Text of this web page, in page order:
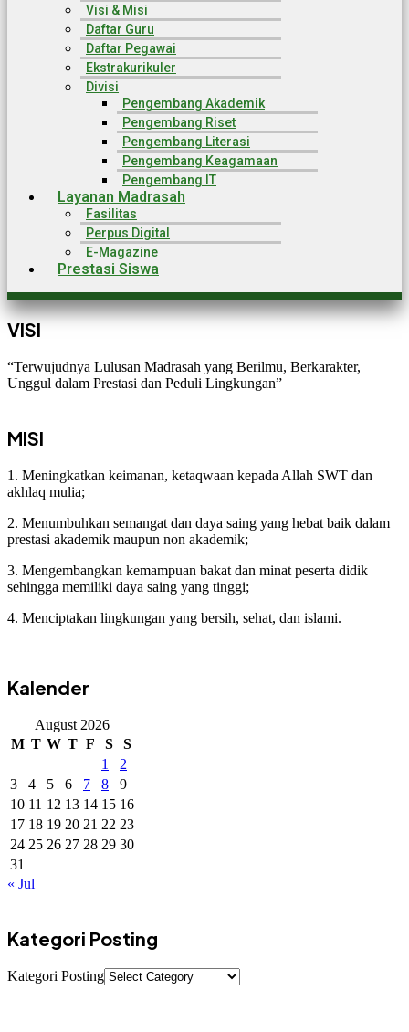
Visi & Misi
Daftar Guru
Daftar Pegawai
Ekstrakurikuler
Divisi
Pengembang Akademik
Pengembang Riset
Pengembang Literasi
Pengembang Keagamaan
Pengembang IT
Layanan Madrasah
Fasilitas
Perpus Digital
E-Magazine
Prestasi Siswa
VISI
“Terwujudnya Lulusan Madrasah yang Berilmu, Berkarakter,
Unggul dalam Prestasi dan Peduli Lingkungan”
MISI
1. Meningkatkan keimanan, ketaqwaan kepada Allah SWT dan
akhlaq mulia;
2. Menumbuhkan semangat dan daya saing yang hebat baik dalam
prestasi akademik maupun non akademik;
3. Mengembangkan kemampuan bakat dan minat peserta didik
sehingga memiliki daya saing yang tinggi;
4. Menciptakan lingkungan yang bersih, sehat, dan islami.
Kalender
August 2026
M T W T F S
S
1
2
3
4 5 6 7 8
9
10 11 12 13 14 15 16
17 18 19 20 21 22 23
24 25 26 27 28 29 30
31
« Jul
Kategori Posting
Kategori Posting